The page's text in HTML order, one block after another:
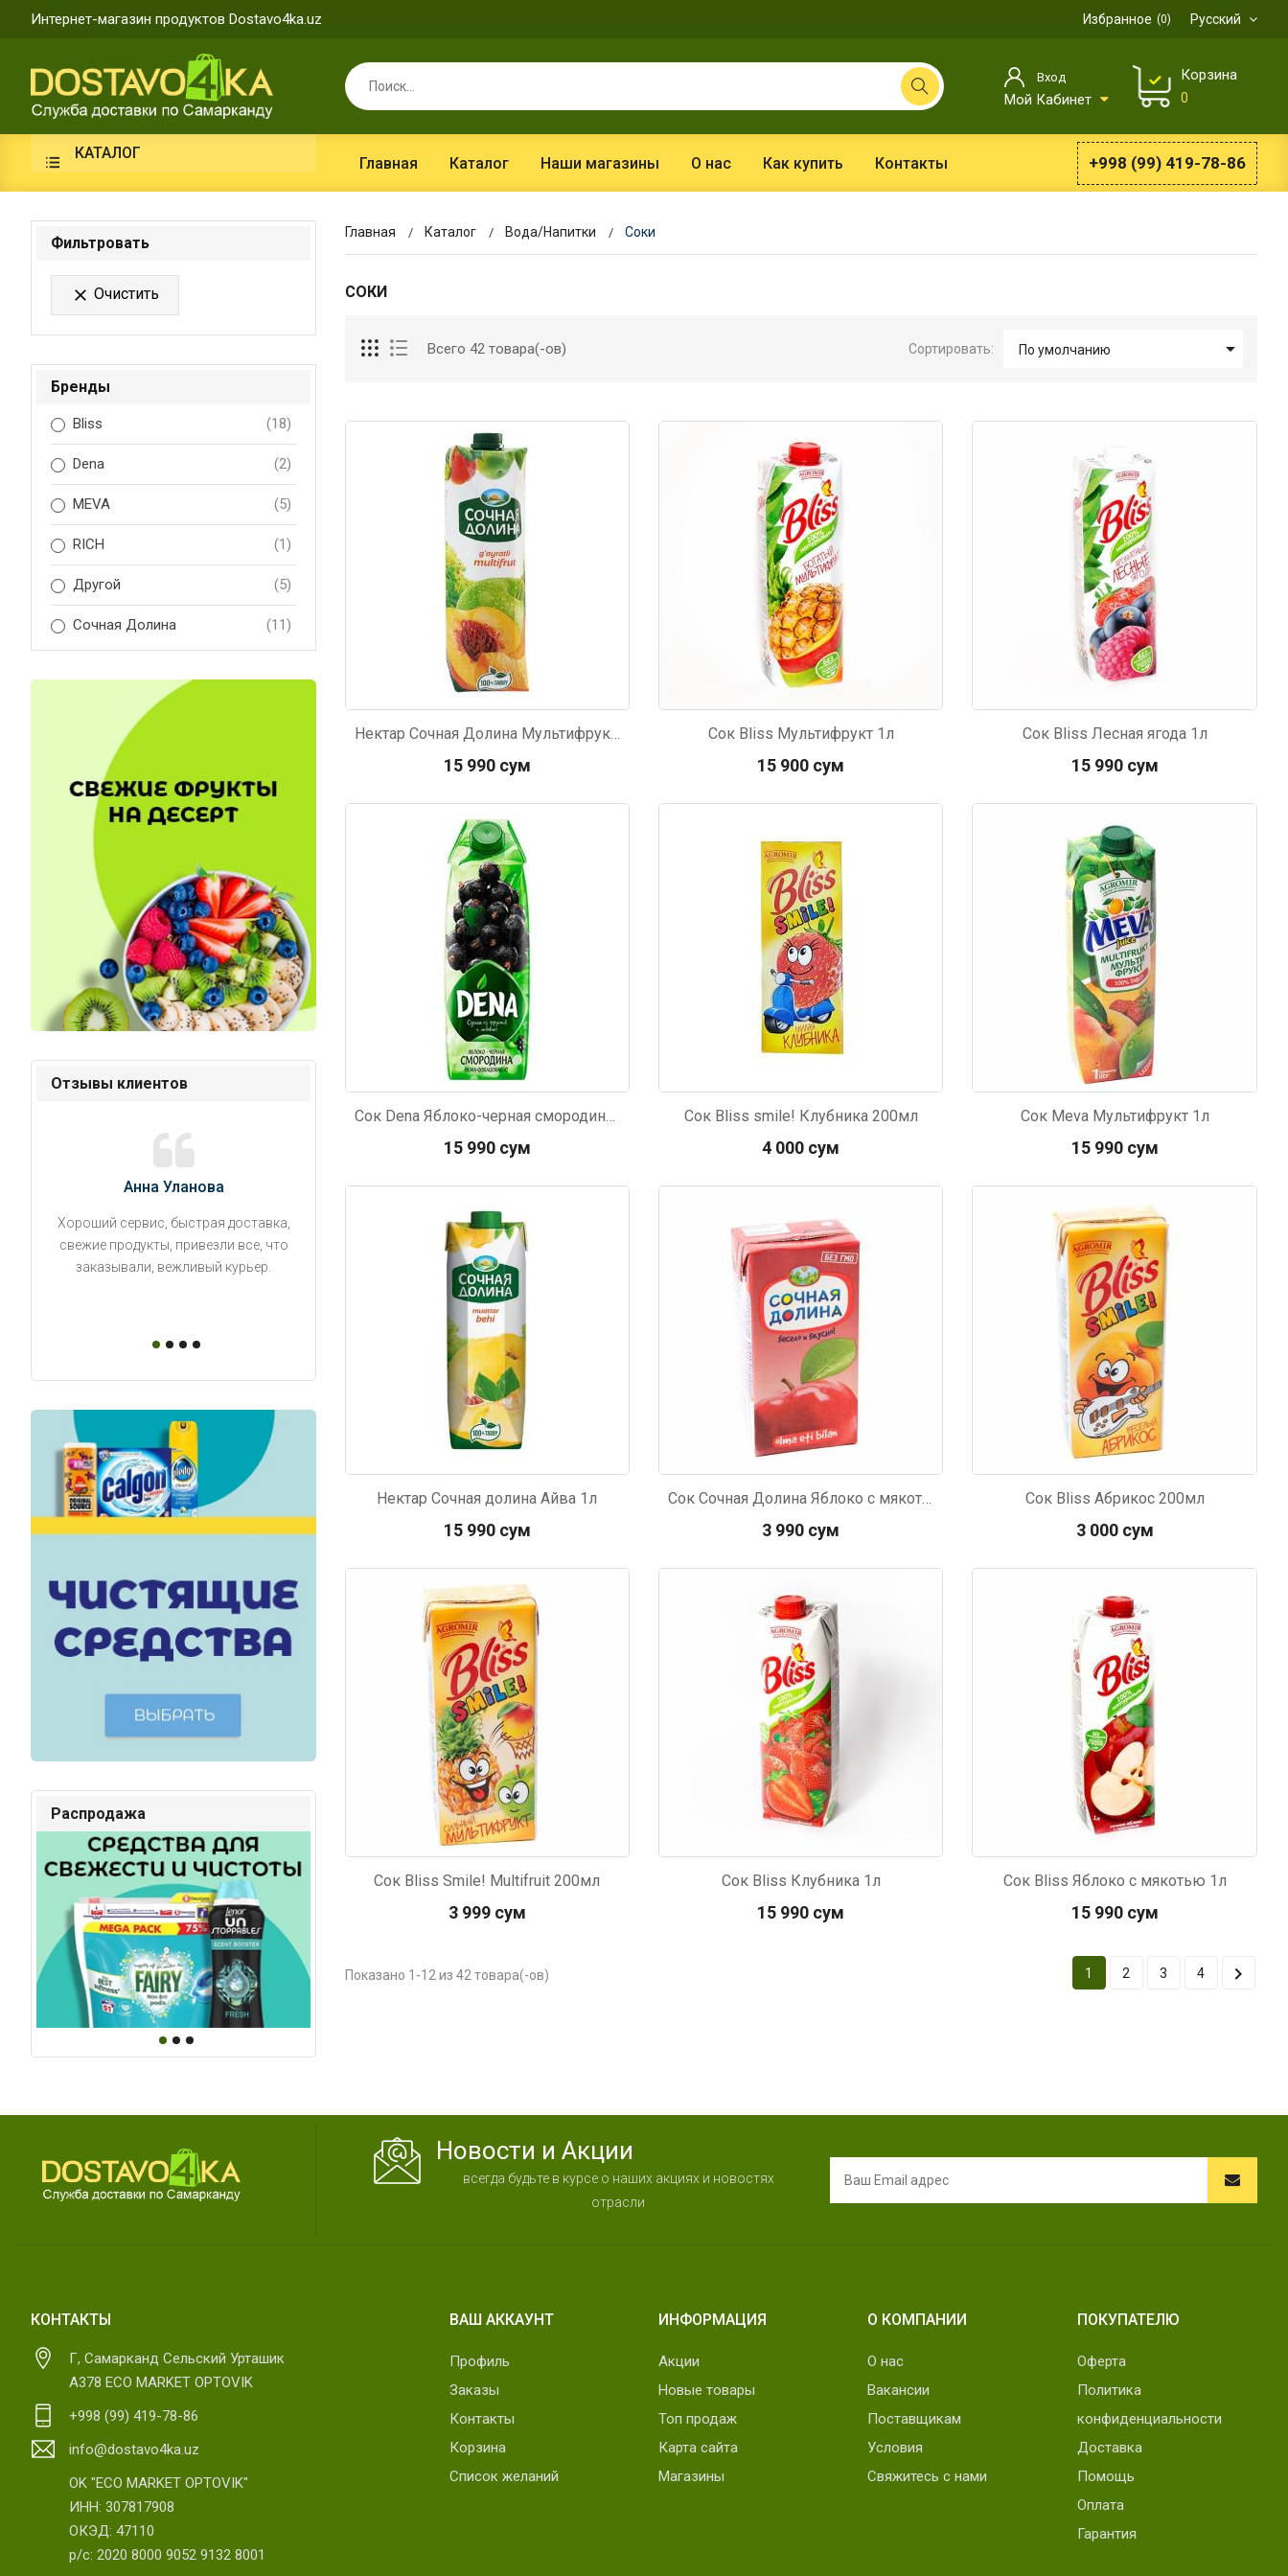
Интернет-магазин продуктов Dostavo4ka.uz Русский
Избранное 0
Вход
Мой Кабинет
Корзина
0
КАТАЛОГ
Главная Каталог Наши магазины О нас Как купить Контакты +998 (99) 419-78-86
Фильтровать
 Очистить
Бренды
Bliss (18)
Dena (2)
MEVA (5)
RICH (1)
Другой (5)
Сочная Долина (11)
Отзывы клиентов
Анна Уланова
Хороший сервис, быстрая доставка,
свежие продукты, привезли все, что
заказывали, вежливый курьер.
Александр П.
Продукты привезли в указанное
время. Занесли на 5 этаж без лифта,
аккуратно поставили. Всё хорошо
упаковано, свежее и вкусное.
Ольга Кузяева
Лежу в больнице, сделала заказ, все
привезли раньше назначенного
времени. Курьер Анвар, спасибо ему!
Тимур B.Д.
Вежливый и отзывчивый персонал.
Оформляют заказ и доставляют
максимально быстро. Покупал мясо
и овощи. Мясо свежее. Очень
доволен. Буду покупать ещё.
Распродажа
Главная Каталог Вода/Напитки Соки
СОКИ
Всего 42 товара(-ов) По умолчанию 
Сортировать:
Код: 171
Нектар Сочная Долина Мультифрукт 1л
15 990 сум
Сок Bliss Мультифрукт 1л
15 900 сум
Сок Bliss Лесная ягода 1л
15 990 сум
Код: 2829
Сок Dena Яблоко-черная смородина 1л
15 990 сум
Сок Bliss smile! Клубника 200мл
4 000 сум
Сок Meva Мультифрукт 1л
15 990 сум
Нектар Сочная долина Айва 1л
15 990 сум
Сок Сочная Долина Яблоко с мякотью 200мл
3 990 сум
Сок Bliss Абрикос 200мл
3 000 сум
Код: 2599
Сок Bliss Smile! Multifruit 200мл
3 999 сум
Код: 5927
Сок Bliss Клубника 1л
15 990 сум
Сок Bliss Яблоко c мякотью 1л
15 990 сум
Показано 1-12 из 42 товара(-ов) 1 2 3 4 
Новости и Акции
всегда будьте в курсе о наших акциях и новостях
отрасли
КОНТАКТЫ
Г, Самарканд Сельский Урташик
А378 ECO MARKET OPTOVIK
+998 (99) 419-78-86
info@dostavo4ka.uz
OK "ECO MARKET OPTOVIK"
ИНН: 307817908
ОКЭД: 47110
р/с: 2020 8000 9052 9132 8001
ВАШ АККАУНТ
Профиль
Заказы
Контакты
Корзина
Список желаний
ИНФОРМАЦИЯ
Акции
Новые товары
Топ продаж
Карта сайта
Магазины
О КОМПАНИИ
О нас
Вакансии
Поставщикам
Условия
Свяжитесь с нами
ПОКУПАТЕЛЮ
Оферта
Политика
конфиденциальности
Доставка
Помощь
Оплата
Гарантия